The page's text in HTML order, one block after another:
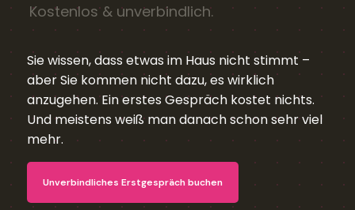
Kostenlos & unverbindlich.
Sie wissen, dass etwas im Haus nicht stimmt –
aber Sie kommen nicht dazu, es wirklich
anzugehen. Ein erstes Gespräch kostet nichts.
Und meistens weiß man danach schon sehr viel
mehr.
Unverbindliches Erstgespräch buchen